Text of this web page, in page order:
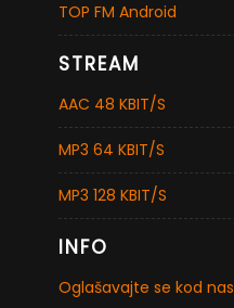
TOP FM Android
STREAM
AAC 48 KBIT/S
MP3 64 KBIT/S
MP3 128 KBIT/S
INFO
Oglašavajte se kod nas